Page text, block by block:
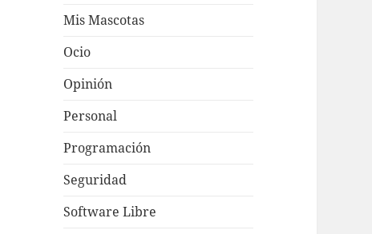
Mis Mascotas
Ocio
Opinión
Personal
Programación
Seguridad
Software Libre